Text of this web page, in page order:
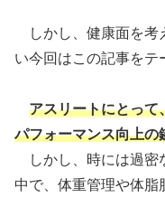
しかし、健康面を考
い今回はこの記事をテ
アスリートにとって
パフォーマンス向上の
しかし、時には過密
中で、体重管理や体脂